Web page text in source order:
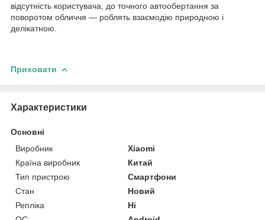
відсутність користувача, до точного автообертання за
поворотом обличчя — роблять взаємодію природною і
делікатною.
Приховати
Характеристики
Основні
Виробник
Xiaomi
Країна виробник
Китай
Тип пристрою
Смартфони
Стан
Новий
Репліка
Ні